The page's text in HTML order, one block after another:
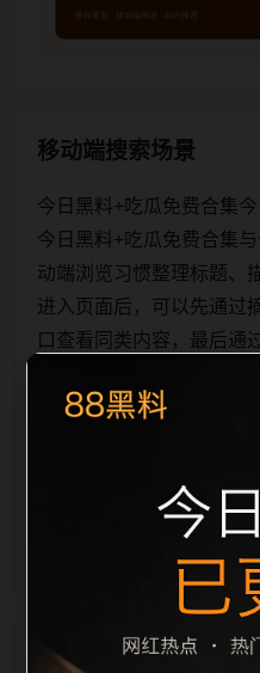
移动端搜索场景
今日黑料+吃瓜免费合集
今日黑料+吃瓜免费合集
动端浏览习惯整理标题、
进入页面后，可以先通过
口查看同类内容，最后通
关键词堆砌，也避免多个
后续采集时将继续执行远
底、标题重复过滤和 des
栏目内容归集